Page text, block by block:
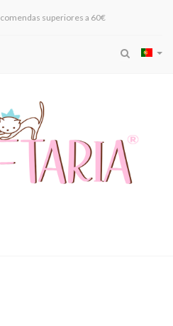
superiores a 60€